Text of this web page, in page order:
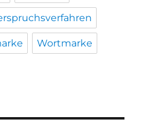
Wortmarke